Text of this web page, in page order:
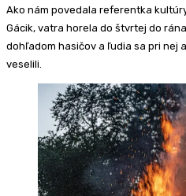
Ako nám povedala referentka
Gácik, vatra horela do štvrtej do
dohľadom hasičov a ľudia sa pri nej
veselili.